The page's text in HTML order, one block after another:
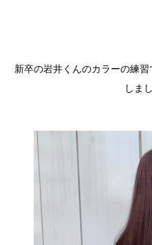
新卒の岩井くんのカラーの練
しま